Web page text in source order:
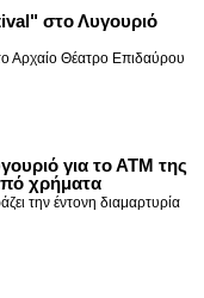
στο Λυγουριό
Αρχαίο Θέατρο Επιδαύρου
για το ΑΤΜ της
χρήματα
την έντονη διαμαρτυρία